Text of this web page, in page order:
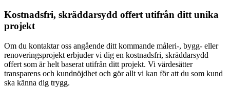
Kostnadsfri, skräddarsydd offert utifrån ditt unika
projekt
Om du kontaktar oss angående ditt kommande måleri-, bygg- eller
renoveringsprojekt erbjuder vi dig en kostnadsfri, skräddarsydd
offert som är helt baserat utifrån ditt projekt. Vi värdesätter
transparens och kundnöjdhet och gör allt vi kan för att du som kund
ska känna dig trygg.